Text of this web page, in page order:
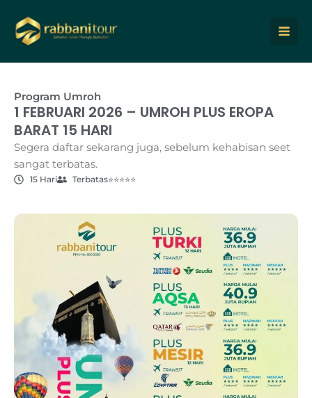
konten
Program Umroh
1 FEBRUARI 2026 – UMROH PLUS EROPA
BARAT 15 HARI
Segera daftar sekarang juga, sebelum kehabisan seet
sangat terbatas.
15 Hari Terbatas⭐⭐⭐⭐⭐